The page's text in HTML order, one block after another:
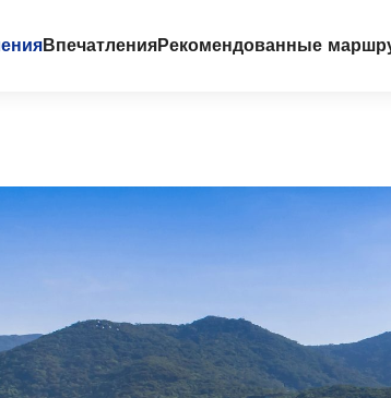
ВпечатленияРекомендованные